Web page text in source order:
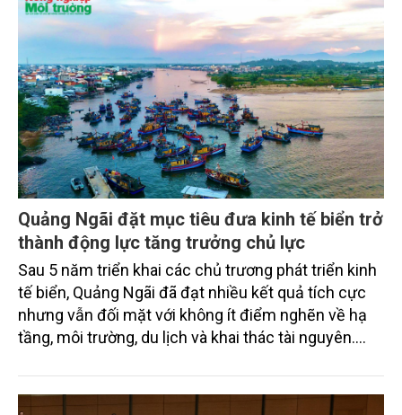
Quảng Ngãi đặt mục tiêu đưa kinh tế biển trở
thành động lực tăng trưởng chủ lực
Sau 5 năm triển khai các chủ trương phát triển kinh
tế biển, Quảng Ngãi đã đạt nhiều kết quả tích cực
nhưng vẫn đối mặt với không ít điểm nghẽn về hạ
tầng, môi trường, du lịch và khai thác tài nguyên.
đặt mục tiêu đưa kinh tế biển phát triển nhanh, bền
vững, trở thành động lực quan trọng thúc đẩy tăng